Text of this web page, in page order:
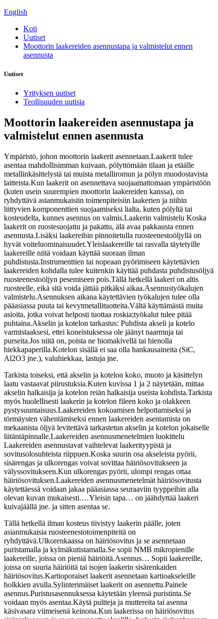
English
Koti
Uutiset
Moottorin laakereiden asennustapa ja valmistelut ennen
asennusta
Uutiset
Yrityksen uutiset
Teollisuuden uutisia
Moottorin laakereiden asennustapa ja
valmistelut ennen asennusta
Ympäristö, johon moottorin laakerit asennetaan.Laakerit tulee
asentaa mahdollisimman kuivaan, pölyttömään tilaan ja etäälle
metallinkäsittelystä tai muista metalliromun ja pölyn muodostavista
laitteista.Kun laakerit on asennettava suojaamattomaan ympäristöön
(kuten usein suurempien moottorin laakereiden kanssa), on
ryhdyttävä asianmukaisiin toimenpiteisiin laakerien ja niihin
liittyvien komponenttien suojaamiseksi lialta, kuten pölyltä tai
kosteudelta, kunnes asennus on valmis.Laakerin valmistelu Koska
laakerit on ruostesuojattu ja pakattu, älä avaa pakkausta ennen
asennusta.Lisäksi laakereihin pinnoitetulla ruosteenestoöljyllä on
hyvät voiteluominaisuudet.Yleislaakereille tai rasvalla täytetyille
laakereille niitä voidaan käyttää suoraan ilman
puhdistusta.Instrumenttien tai nopeaan pyörimiseen käytettävien
laakereiden kohdalla tulee kuitenkin käyttää puhdasta puhdistusöljyä
ruosteenestoöljyn pesemiseen pois.Tällä hetkellä laakeri on altis
ruosteelle, eikä sitä voida jättää pitkäksi aikaa.Asennustyökalujen
valmistelu.Asennuksen aikana käytettävien työkalujen tulee olla
pääasiassa puuta tai kevytmetallituotteita.Vältä käyttämästä muita
asioita, jotka voivat helposti tuottaa roskia;työkalut tulee pitää
puhtaina.Akselin ja kotelon tarkastus: Puhdista akseli ja kotelo
varmistaaksesi, ettei koneistuksessa ole jäänyt naarmuja tai
purseita.Jos niitä on, poista ne hiomakivellä tai hienolla
hiekkapaperilla.Kotelon sisällä ei saa olla hankausaineita (SiC,
Al2O3 jne.), valuhiekkaa, lastuja jne.
Tarkista toiseksi, että akselin ja kotelon koko, muoto ja käsittelyn
laatu vastaavat piirustuksia.Kuten kuvissa 1 ja 2 näytetään, mittaa
akselin halkaisija ja kotelon reiän halkaisija useista kohdista.Tarkista
myös huolellisesti laakerin ja kotelon fileen koko ja olakkeen
pystysuuntaisuus.Laakereiden kokoamisen helpottamiseksi ja
törmäysten vähentämiseksi ennen laakereiden asentamista on
mekaanista öljyä levitettävä tarkastetun akselin ja kotelon jokaiselle
liitäntäpinnalle.Laakereiden asennusmenetelmien luokittelu
Laakereiden asennustavat vaihtelevat laakerityypistä ja
sovitusolosuhteista riippuen.Koska suurin osa akseleista pyörii,
sisärengas ja ulkorengas voivat sovittaa häiriösovitukseen ja
välyssovitukseen.Kun ulkorengas pyörii, ulompi rengas ottaa
häiriösovituksen.Laakereiden asennusmenetelmät häiriösovitusta
käytettäessä voidaan jakaa pääasiassa seuraaviin tyyppeihin alla
olevan kuvan mukaisesti.…Yleisin tapa… on jäähdyttää laakeri
kuivajäällä jne. ja sitten asentaa se.
Tällä hetkellä ilman kosteus tiivistyy laakerin päälle, joten
asianmukaisia ​​ruosteenestotoimenpiteitä on
ryhdyttävä.Ulkorenkaassa on häiriösovitus ja se asennetaan
puristamalla ja kylmäkutistamalla.Se sopii NMB mikropienille
laakereille, joissa on pieniä häiriöitä.Asennus… Sopii laakereille,
joissa on suuria häiriöitä tai isojen laakerin sisärenkaiden
häiriösovitus.Kartioporaiset laakerit asennetaan kartioakseleille
holkkien avulla.Sylinterimäiset laakerit on asennettu.Painele
asennus.Puristusasennuksessa käytetään yleensä puristinta.Se
voidaan myös asentaa.Käytä pultteja ja muttereita tai asenna
käsivasara viimeisenä keinona.Kun laakerissa on häiriösovitus